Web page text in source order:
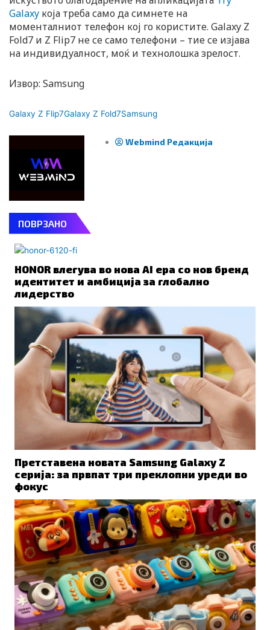
Galaxy која треба само да симнете на
моменталниот телефон кој го користите. Galaxy Z
Fold7 и Z Flip7 не се само телефони – тие се изјава
на индивидуалност, моќ и технолошка зрелост.
Извор: Samsung
Galaxy Z Flip7Galaxy Z Fold7Samsung
Webmind Редакција
ПОВРЗАНО
HONOR влегува во нова AI ера со нов бренд
идентитет и амбиција за глобално
лидерство
Претставена новата Samsung Galaxy Z
серија: за првпат три преклопни уреди во
фокус